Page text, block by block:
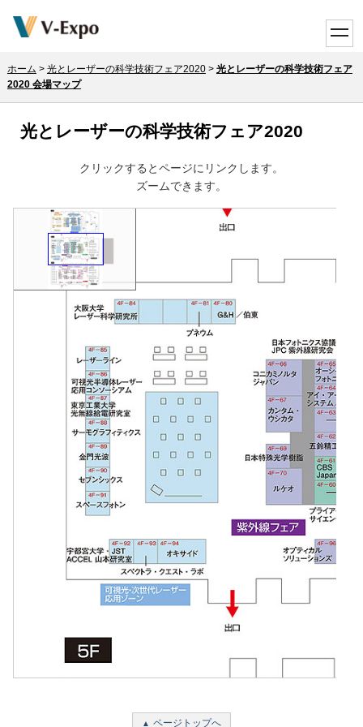
ホーム > 光とレーザーの科学技術フェア2020> 光とレーザーの科学技術フェア
2020 会場マップ
光とレーザーの科学技術フェア2020
クリックするとページにリンクします。
ズームできます。
ページトップへ